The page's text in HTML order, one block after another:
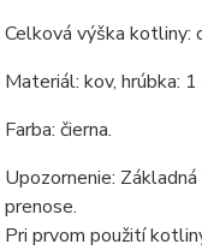
Celková výška kotliny:
Materiál: kov, hrúbka: 1
Farba: čierna.
Upozornenie:
prenose.
Pri prvom použití